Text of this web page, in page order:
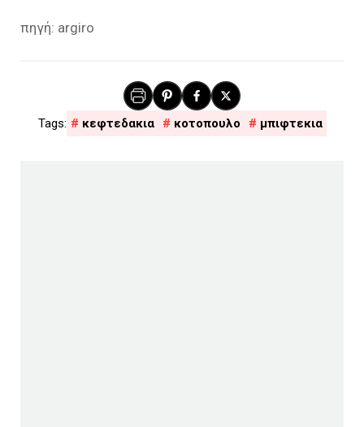
πηγή: argiro
κεφτεδακια κοτοπουλο μπιφτεκια